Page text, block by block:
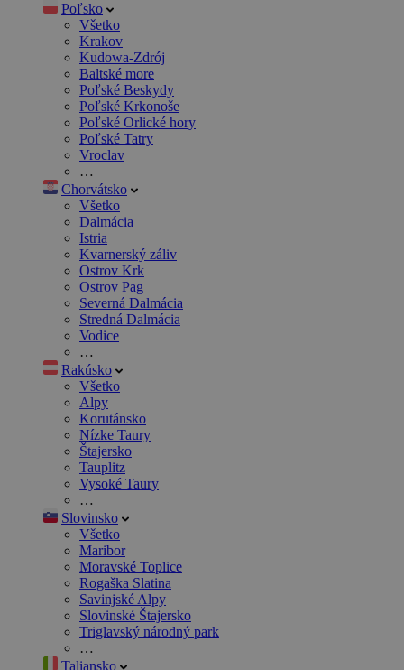
Poľsko
Všetko
Krakov
Kudowa-Zdrój
Baltské more
Poľské Beskydy
Poľské Krkonoše
Poľské Orlické hory
Poľské Tatry
Vroclav
…
Chorvátsko
Všetko
Dalmácia
Istria
Kvarnerský záliv
Ostrov Krk
Ostrov Pag
Severná Dalmácia
Stredná Dalmácia
Vodice
…
Rakúsko
Všetko
Alpy
Korutánsko
Nízke Taury
Štajersko
Tauplitz
Vysoké Taury
…
Slovinsko
Všetko
Maribor
Moravské Toplice
Rogaška Slatina
Savinjské Alpy
Slovinské Štajersko
Triglavský národný park
…
Taliansko